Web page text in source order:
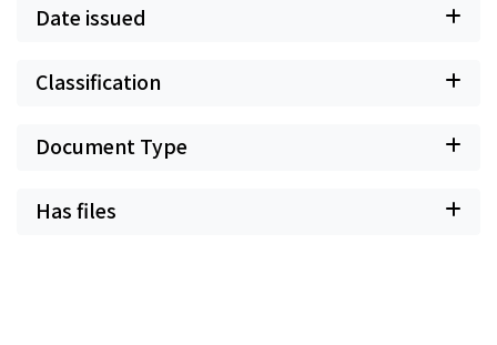
Date issued
Classification
Document Type
Has files